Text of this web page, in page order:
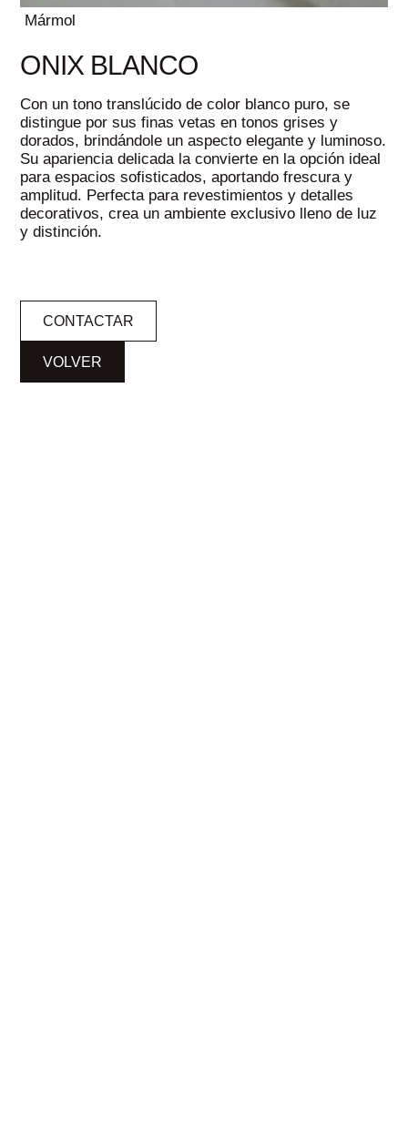
Mármol
ONIX BLANCO
Con un tono translúcido de color blanco puro, se
distingue por sus finas vetas en tonos grises y
dorados, brindándole un aspecto elegante y luminoso.
Su apariencia delicada la convierte en la opción ideal
para espacios sofisticados, aportando frescura y
amplitud. Perfecta para revestimientos y detalles
decorativos, crea un ambiente exclusivo lleno de luz
y distinción.
CONTACTAR
VOLVER